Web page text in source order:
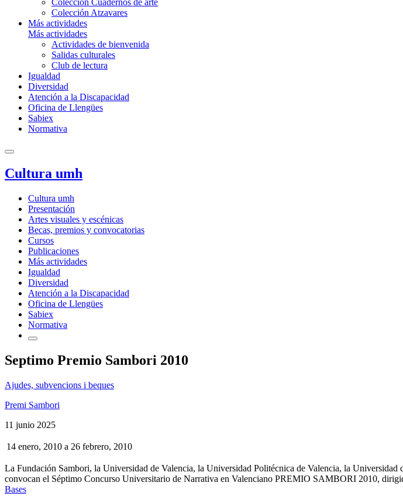
Colección Cuadernos de arte
Colección Atzavares
Más actividades
Más actividades
Actividades de bienvenida
Salidas culturales
Club de lectura
Igualdad
Diversidad
Atención a la Discapacidad
Oficina de Llengües
Sabiex
Normativa
Cultura umh
Cultura umh
Presentación
Artes visuales y escénicas
Becas, premios y convocatorias
Cursos
Publicaciones
Más actividades
Igualdad
Diversidad
Atención a la Discapacidad
Oficina de Llengües
Sabiex
Normativa
Septimo Premio Sambori 2010
Ajudes, subvencions i beques
Premi Sambori
11 junio 2025
14 enero, 2010 a 26 febrero, 2010
La Fundación Sambori, la Universidad de Valencia, la Universidad Politécnica de Valencia, la
convocan el Séptimo Concurso Universitario de Narrativa en Valenciano PREMIO SAMBORI 2010,
Bases